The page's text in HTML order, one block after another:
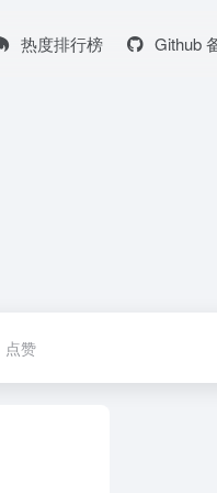
热度排行榜 Github
点赞